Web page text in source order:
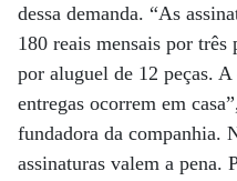
dessa demanda. “As
180 reais mensais por três
por aluguel de 12 peças.
entregas ocorrem em
fundadora da companhia.
assinaturas valem a pena.